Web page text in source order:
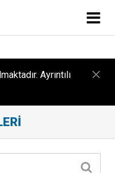
Ayrıntılı